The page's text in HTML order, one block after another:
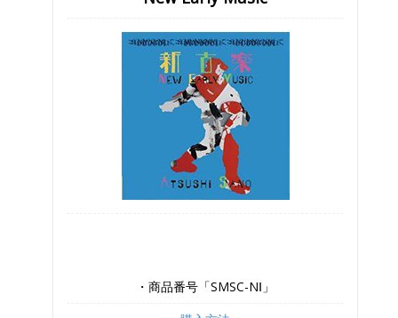
・商品番号「SMSC-NⅠ」